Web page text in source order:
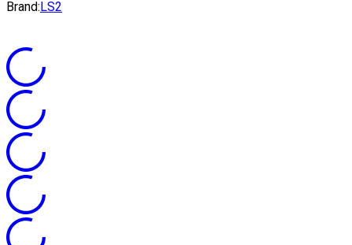
Brand:LS2